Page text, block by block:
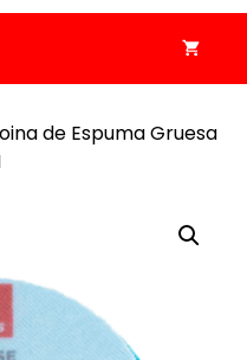
de Espuma Gruesa